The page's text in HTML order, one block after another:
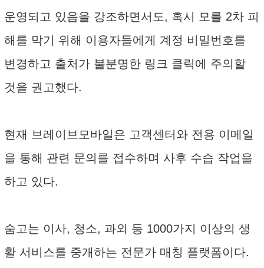
운영되고 있음을 강조하면서도, 혹시 모를 2차 피
해를 막기 위해 이용자들에게 계정 비밀번호를
변경하고 출처가 불분명한 링크 클릭에 주의할
것을 권고했다.
현재 브레이브모바일은 고객센터와 전용 이메일
을 통해 관련 문의를 접수하며 사후 수습 작업을
하고 있다.
숨고는 이사, 청소, 과외 등 1000가지 이상의 생
활 서비스를 중개하는 전문가 매칭 플랫폼이다.